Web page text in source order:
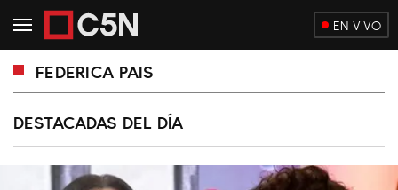
EN VIVO
FEDERICA PAIS
DESTACADAS DEL DÍA